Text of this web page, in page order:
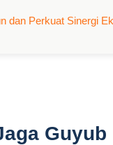
dan Perkuat Sinergi
Guyub